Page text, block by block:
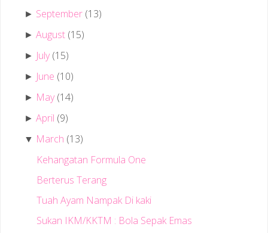
► September (13)
►August (15)
► July (15)
► June (10)
► May (14)
►April (9)
▼ March (13)
Kehangatan Formula One
Berterus Terang
Tuah Ayam Nampak Di kaki
Sukan IKM/KKTM : Bola Sepak Emas